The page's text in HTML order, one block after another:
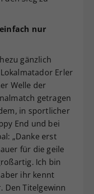
nur
gänzlich
Erler
Welle der
getragen
in sportlicher
End und bei
„Danke erst
für die geile
Ich bin
ihr kennt
Den Titelgewinn